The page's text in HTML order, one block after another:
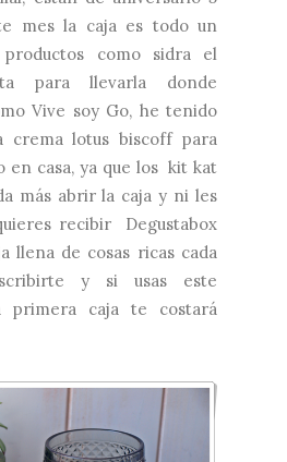
mes la caja es todo un
como sidra el
para llevarla donde
Vive soy Go, he tenido
cremalotus biscoffpara
en casa, ya que loskit kat
más abrir la caja y ni les
recibir Degustabox
llena de cosas ricas cada
y si usas este
primera caja te costará